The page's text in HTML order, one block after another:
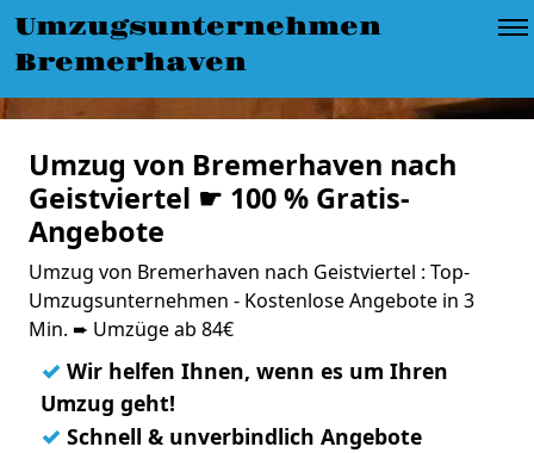
Umzugsunternehmen
Bremerhaven
Umzug von Bremerhaven nach
Geistviertel ☛ 100 % Gratis-
Angebote
Umzug von Bremerhaven nach Geistviertel : Top-
Umzugsunternehmen - Kostenlose Angebote in 3
Min. ➨ Umzüge ab 84€
✓ Wir helfen Ihnen, wenn es um Ihren
Umzug geht!
✓ Schnell & unverbindlich Angebote